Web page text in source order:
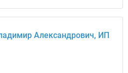
Александрович, ИП